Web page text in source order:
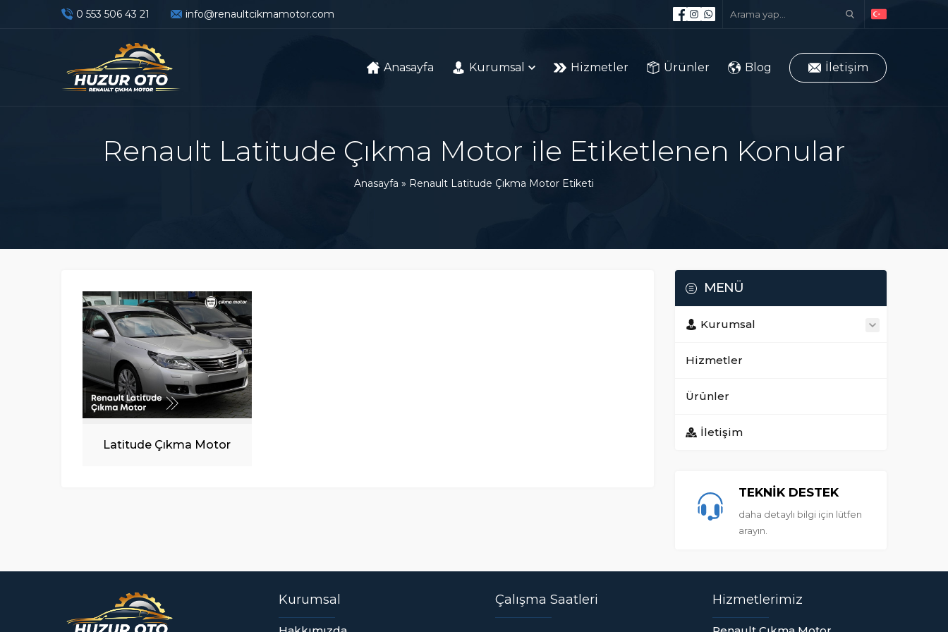
0 553 506 43 21 info@renaultcikmamotor.com
Anasayfa Kurumsal Hizmetler Ürünler Blog İletişim
Renault Latitude Çıkma Motor ile Etiketlenen Konular
Anasayfa » Renault Latitude Çıkma Motor Etiketi
Latitude Çıkma Motor
MENÜ
Kurumsal
Hizmetler
Ürünler
İletişim
TEKNİK DESTEK
daha detaylı bilgi için lütfen
arayın.
Kurumsal Çalışma Saatleri Hizmetlerimiz
Sinan Yılmaz